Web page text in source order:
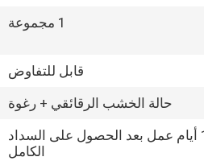
1 مجموعة
قابل للتفاوض
حالة الخشب الرقائقي + رغوة
10-15 أيام عمل بعد الحصول على السداد
الكامل